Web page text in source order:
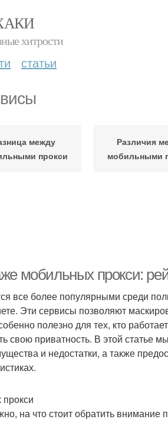
хитрости
статьи
между
прокси
Различия
мобильными
мобильных прокси:
все более популярными среди
Эти сервисы позволяют
полезно для тех, кто
свою приватность. В этой статье
и недостатки, а также
на что стоит обратить